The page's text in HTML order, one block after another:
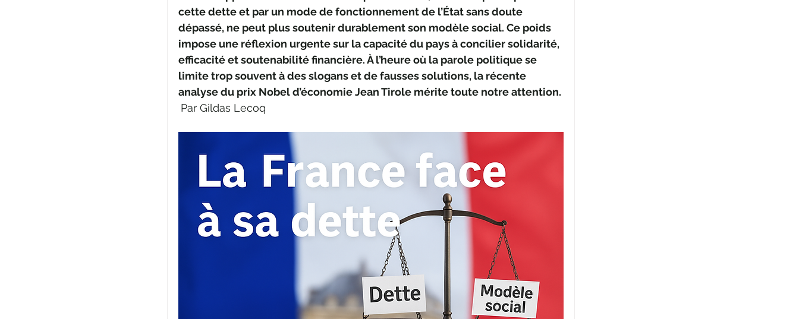
cette dette et par un mode de fonctionnement de l’État sans doute
dépassé, ne peut plus soutenir durablement son modèle social. Ce poids
impose une réflexion urgente sur la capacité du pays à concilier solidarité,
efficacité et soutenabilité financière. À l’heure où la parole politique se
limite trop souvent à des slogans et de fausses solutions, la récente
analyse du prix Nobel d’économie Jean Tirole mérite toute notre attention.
Par Gildas Lecoq